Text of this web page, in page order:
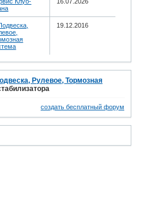
19.12.2016
Рулевое, Тормозная
создать бесплатный форум